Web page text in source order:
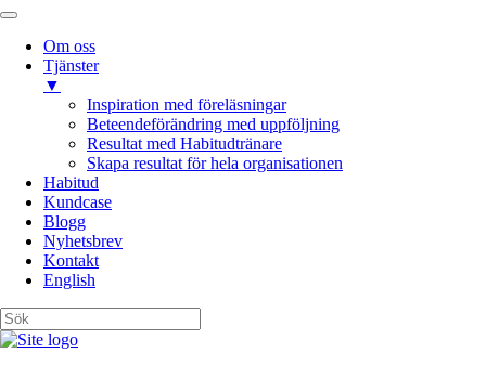
Om oss
Tjänster
▼
Inspiration med föreläsningar
Beteendeförändring med uppföljning
Resultat med Habitudtränare
Skapa resultat för hela organisationen
Habitud
Kundcase
Blogg
Nyhetsbrev
Kontakt
English